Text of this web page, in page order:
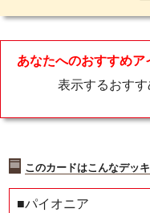
あなたへのおすすめア
表示するおすす
このカードはこんなデッ
■パイオニア